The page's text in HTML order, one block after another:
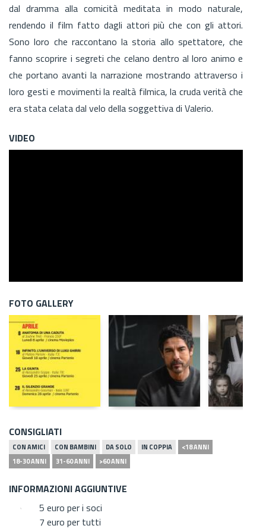
dal dramma alla comicità meditata in modo naturale,
rendendo il film fatto dagli attori più che con gli attori.
Sono loro che raccontano la storia allo spettatore, che
fanno scoprire i segreti che celano dentro al loro animo e
che portano avanti la narrazione mostrando attraverso i
loro gesti e movimenti la realtà filmica, la cruda verità che
era stata celata dal velo della soggettiva di Valerio.
VIDEO
FOTO GALLERY
CONSIGLIATI
CON AMICI CON BAMBINI DA SOLO IN COPPIA
<18 ANNI
18-30 ANNI
31-60 ANNI >60 ANNI
INFORMAZIONI AGGIUNTIVE
5 euro per i soci
7 euro per tutti